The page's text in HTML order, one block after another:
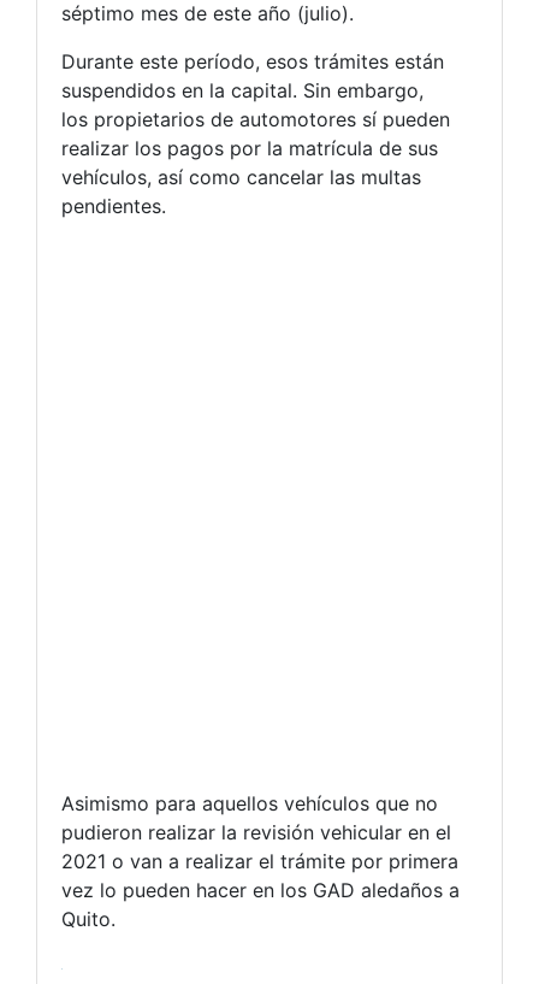
séptimo mes de este año (julio).
Durante este período, esos trámites están
suspendidos en la capital. Sin embargo,
los propietarios de automotores sí pueden
realizar los pagos por la matrícula de sus
vehículos, así como cancelar las multas
pendientes.
Asimismo para aquellos vehículos que no
pudieron realizar la revisión vehicular en el
2021 o van a realizar el trámite por primera
vez lo pueden hacer en los GAD aledaños a
Quito.